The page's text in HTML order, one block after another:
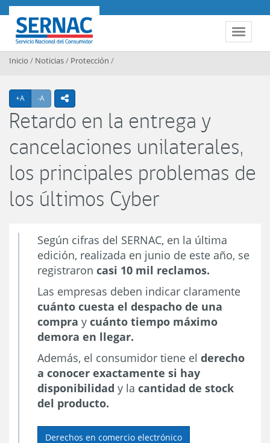
Contenido principal
Toggle
SERNAC
Inicio / Noticias/ Protección /
+A Agrandar texto
-A Achicar textoicono compartir
Retardo en la entrega y
cancelaciones unilaterales,
los principales problemas de
los últimos Cyber
Según cifras del SERNAC, en la última
edición, realizada en junio de este año, se
registraron casi 10 mil reclamos.
Las empresas deben indicar claramente
cuánto cuesta el despacho de una
compra y cuánto tiempo máximo
demora en llegar.
Además, el consumidor tiene el derecho
a conocer exactamente si hay
disponibilidad y la cantidad de stock
del producto.
Derechos en comercio electrónico